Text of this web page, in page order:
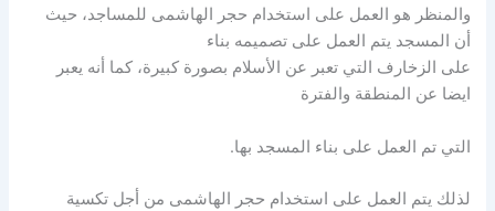
والمنظر هو العمل على استخدام حجر الهاشمى للمساجد، حيث
أن المسجد يتم العمل على تصميمه بناء
على الزخارف التي تعبر عن الأسلام بصورة كبيرة، كما أنه يعبر
ايضا عن المنطقة والفترة
التي تم العمل على بناء المسجد بها.
لذلك يتم العمل على استخدام حجر الهاشمى من أجل تكسية